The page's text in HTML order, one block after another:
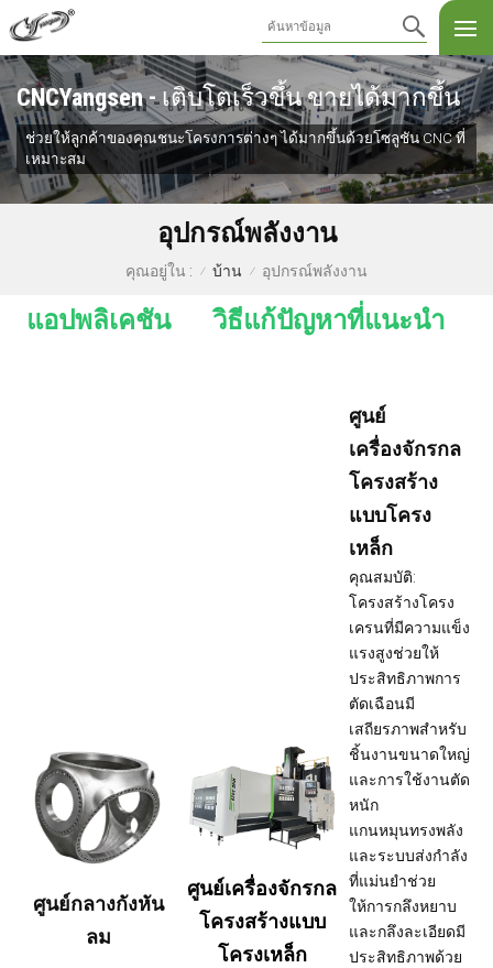
CNCYangsen - เติบโตเร็วขึ้น ขายได้มากขึ้น
ช่วยให้ลูกค้าของคุณชนะโครงการต่างๆ ได้มากขึ้นด้วยโซลูชัน CNC ที่
เหมาะสม
อุปกรณ์พลังงาน
คุณอยู่ใน : / บ้าน / อุปกรณ์พลังงาน
แอปพลิเคชัน วิธีแก้ปัญหาที่แนะนำ
ศูนย์กลางกังหัน
ลม
ศูนย์เครื่องจักรกล
โครงสร้างแบบ
โครงเหล็ก
ศูนย์
เครื่องจักรกล
โครงสร้าง
แบบโครง
เหล็ก
คุณสมบัติ:
โครงสร้างโครง
เครนที่มีความแข็ง
แรงสูงช่วยให้
ประสิทธิภาพการ
ตัดเฉือนมี
เสถียรภาพสำหรับ
ชิ้นงานขนาดใหญ่
และการใช้งานตัด
หนัก
แกนหมุนทรงพลัง
และระบบส่งกำลัง
ที่แม่นยำช่วย
ให้การกลึงหยาบ
และกลึงละเอียดมี
ประสิทธิภาพด้วย